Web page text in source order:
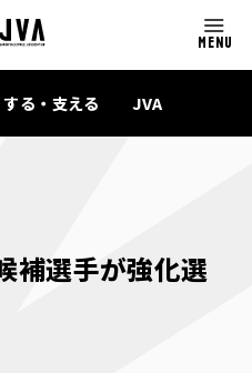
MENU
する・支える JVA
補選手が強化選